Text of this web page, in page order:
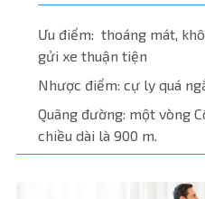
Ưu điểm: thoáng mát,
gửi xe thuận tiện
Nhược điểm: cự ly quá
Quãng đường: một vòng
chiều dài là 900 m.